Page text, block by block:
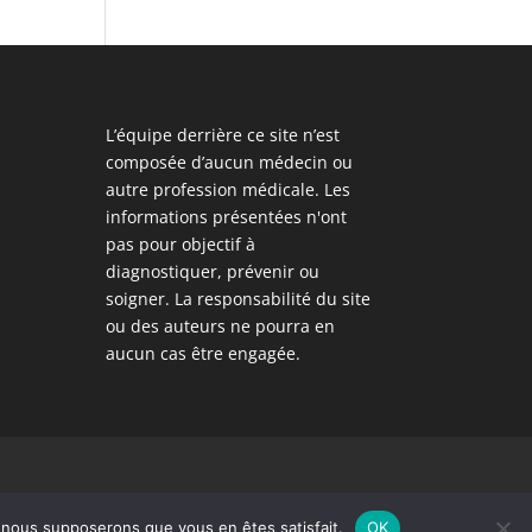
L’équipe derrière ce site n’est
composée d’aucun médecin ou
autre profession médicale. Les
informations présentées n'ont
pas pour objectif à
diagnostiquer, prévenir ou
soigner. La responsabilité du site
ou des auteurs ne pourra en
aucun cas être engagée.
supposerons que vous en êtes satisfait. OK